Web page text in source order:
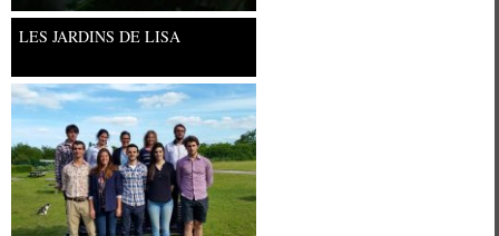
LES JARDINS DE LISA